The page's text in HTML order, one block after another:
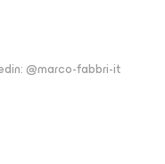
@marco-fabbri-it